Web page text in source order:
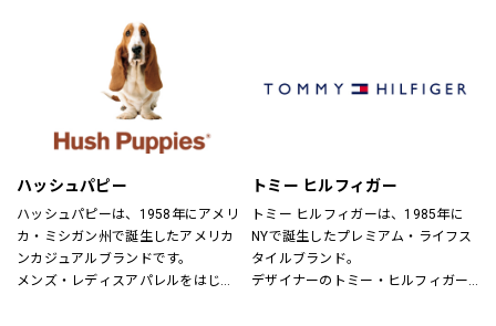
（CottonHouse Aya）、バスコ
ィウミ（MidiUmi）、エトレリー
（etre relie）、ノンブルアンペール
（NOMBRE IMPAIR）、フィルデフェ
ール（FIL DE FER）、秋霞堂（シュ
ウカドウ）、アントゲージ
ハッシュパピー
ハッシュパピーは、1958年にアメリ
カ・ミシガン州で誕生したアメリカ
ンカジュアルブランドです。
メンズ・レディスアパレルをはじ
トミー ヒルフィガー
トミー ヒルフィガーは、1985年に
NYで誕生したプレミアム・ライフス
タイルブランド。
デザイナーのトミー・ヒルフィガー